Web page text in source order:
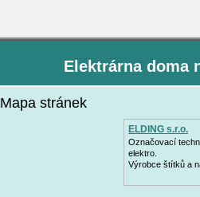
Elektrárna doma
Mapa stránek
ELDING s.r.o.
Označovací
elektro.
Výrobce štítků a